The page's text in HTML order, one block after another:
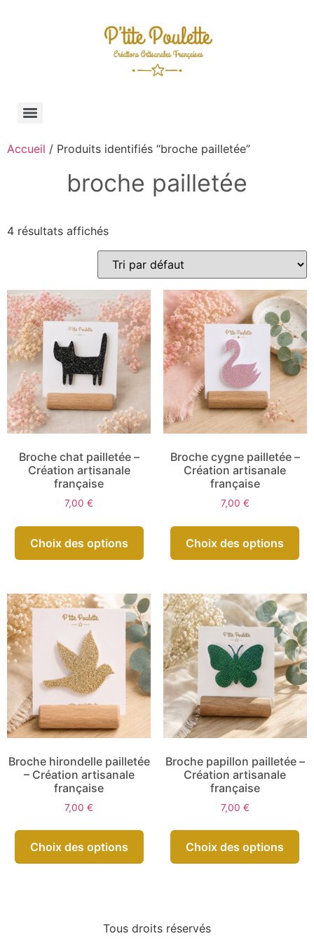
Accueil / Produits identifiés “broche pailletée”
broche pailletée
4 résultats affichés
Broche chat pailletée –
Création artisanale
française
7,00€
Choix des options
Broche cygne pailletée –
Création artisanale
française
7,00 €
Choix des options
Broche hirondelle pailletée
– Création artisanale
française
7,00€
Choix des options
Broche papillon pailletée –
Création artisanale
française
7,00 €
Choix des options
Tous droits réservés